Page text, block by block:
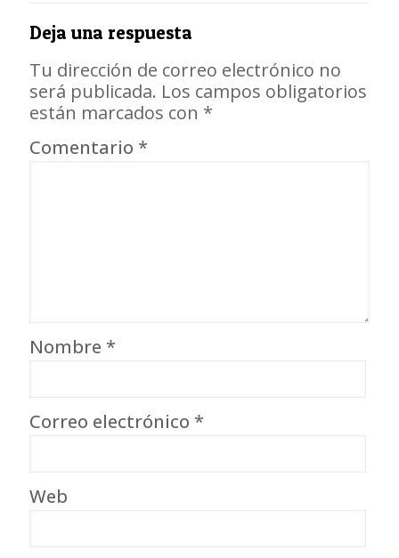
Deja una respuesta
Tu dirección de correo electrónico no
será publicada. Los campos obligatorios
están marcados con *
Comentario *
Nombre *
Correo electrónico *
Web